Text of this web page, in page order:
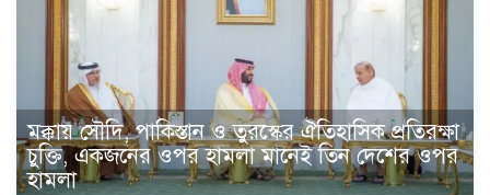
মক্কায় সৌদি, পাকিস্তান ও তুরস্কের ঐতিহাসিক প্রতিরক্ষা
চুক্তি, একজনের ওপর হামলা মানেই তিন দেশের ওপর
হামলা